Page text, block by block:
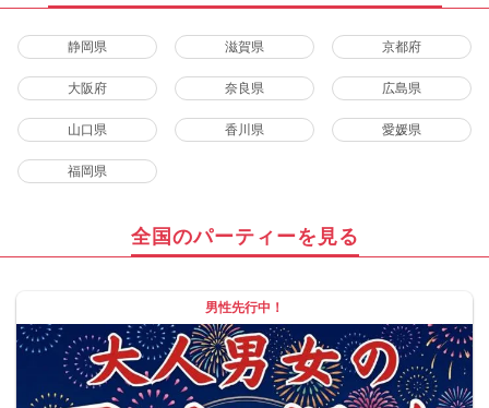
静岡県 滋賀県 京都府
大阪府 奈良県 広島県
山口県 香川県 愛媛県
福岡県
全国のパーティーを見る
男性先行中！